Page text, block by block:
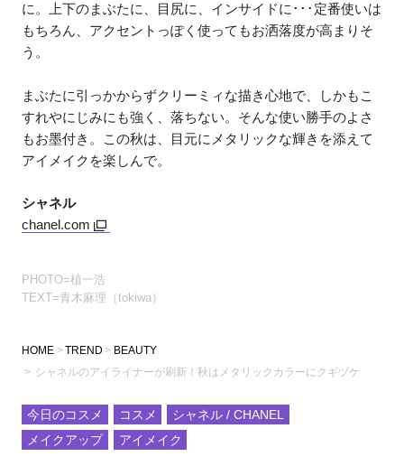
に。上下のまぶたに、目尻に、インサイドに･･･定番使いは
もちろん、アクセントっぽく使ってもお洒落度が高まりそ
う。
まぶたに引っかからずクリーミィな描き心地で、しかもこ
すれやにじみにも強く、落ちない。そんな使い勝手のよさ
もお墨付き。この秋は、目元にメタリックな輝きを添えて
アイメイクを楽しんで。
シャネル
chanel.com
PHOTO=植一浩
TEXT=青木麻理（tokiwa）
HOME TREND
BEAUTY
シャネルのアイライナーが刷新！秋はメタリックカラーにクギヅケ
今日のコスメ コスメ
シャネル / CHANEL
メイクアップ
アイメイク